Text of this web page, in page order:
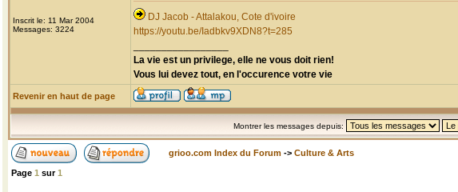
Inscrit le: 11 Mar 2004
Messages: 3224
DJ Jacob - Attalakou, Cote d'ivoire
https://youtu.be/Iadbkv9XDN8?t=285
La vie est un privilege, elle ne vous doit rien!
Vous lui devez tout, en l'occurence votre vie
Revenir en haut de page
Montrer les messages depuis:
grioo.com Index du Forum -> Culture & Arts
Page 1 sur1